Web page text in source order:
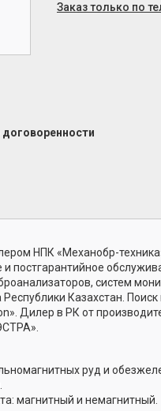
Заказ только по
договоренности
НПК «Механобр-
постгарантийное
систем
Казахстан. Поиск
Дилер в РК от
руд и
магнитный и немагнитный.